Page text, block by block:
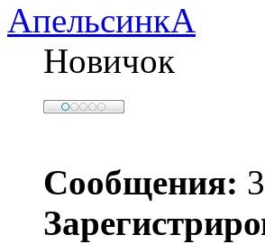
АпельсинкА
Новичок
Сообщения: